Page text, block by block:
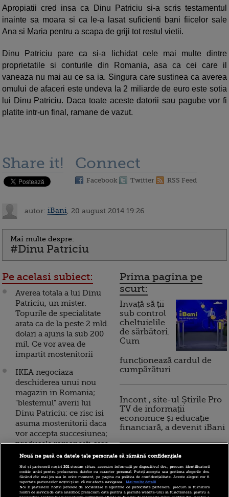
Apropiatii cred insa ca Dinu Patriciu si-a scris testamentul
inainte sa moara si ca le-a lasat suficienti bani fiicelor sale
Ana si Maria pentru a scapa de griji tot restul vietii.
Dinu Patriciu pare ca si-a lichidat cele mai multe dintre
proprietatile si conturile din Romania, asa ca cei care il
vaneaza nu mai au ce sa ia. Singura care sustinea ca averea
omului de afaceri este undeva la 2 miliarde de euro este sotia
lui Dinu Patriciu. Daca toate aceste datorii sau pagube vor fi
platite intr-un final, ramane de vazut.
Share it! Connect
Facebook Twitter RSS Feed
autor: iBani , 20 august 2014 19:26
Mai multe despre:
#Dinu Patriciu
Pe acelasi subiect:
Averea totala a lui Dinu
Patriciu, un mister.
Topurile de specialitate
arata ca de la peste 2 mld.
dolari a ajuns la sub 200
mil. Ce vor avea de
impartit mostenitorii
IKEA negociaza
deschiderea unui nou
magazin in Romania;
"blestemul" averii lui
Dinu Patriciu: ce risc isi
asuma mostenitorii daca
vor accepta succesiunea;
produsele romanesti care
au cucerit lumea
Dinu Patriciu, intre
succes si decadere. Cum
si-a construit un imperiu
Prima pagina pe
scurt:
Invață să ții
sub control
cheltuielile
de sărbători.
Cum
funcționează cardul de
cumpărături
Incont , site-ul Știrile Pro
TV de informații
economice și educație
financiară, a devenit iBani
10 reguli pentru decizii
financiare inteligente
Nouă ne pasă ca datele tale personale să rămână confidențiale
Noi și partenerii noștri201stocăm și/sau accesăm informații pe dispozitivul dvs., precum identificatorii
cookie unici pentru prelucrarea datelor cu caracter personal. Puteți accepta sau gestiona alegerile dvs.
făcând clic mai jos sau în orice moment, pe pagina cu politica de confidențialitate. Aceste alegeri vor fi
raportate partenerilor noștri și nu vă vor afecta navigarea.
Mai multe detalii
Noi si partenerii nostri (retelele de socializare si agentiile de publicitate partenere, precum si furnizorii
nostri de servicii de date analitice) prelucram date pentru a permite website-ului sa functioneze, pentru a